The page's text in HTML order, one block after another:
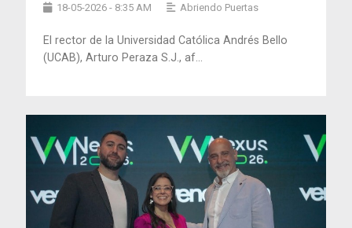
18-05-2026 - 8:35 AM Abriendo Puertas
El rector de la Universidad Católica Andrés Bello
(UCAB), Arturo Peraza S.J., af...